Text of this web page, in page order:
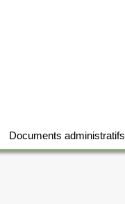
Documents administratifs